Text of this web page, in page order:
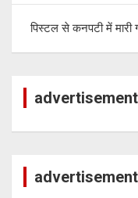
पिस्टल से कनपटी में मारी
advertisement
advertisement